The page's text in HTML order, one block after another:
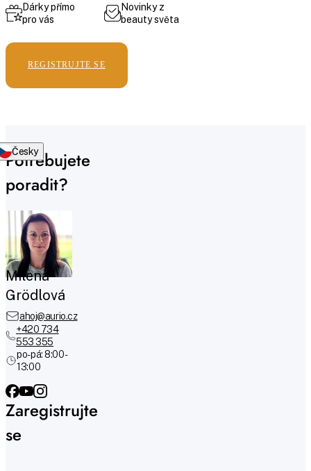
Dárky přímo
pro vás
Novinky z
beauty světa
REGISTRUJTE SE
Potřebujete
poradit?
Milena
Grödlová
ahoj@aurio.cz
+420 734
553 355
po-pá: 8:00 -
13:00
Zaregistrujte
se
Česky